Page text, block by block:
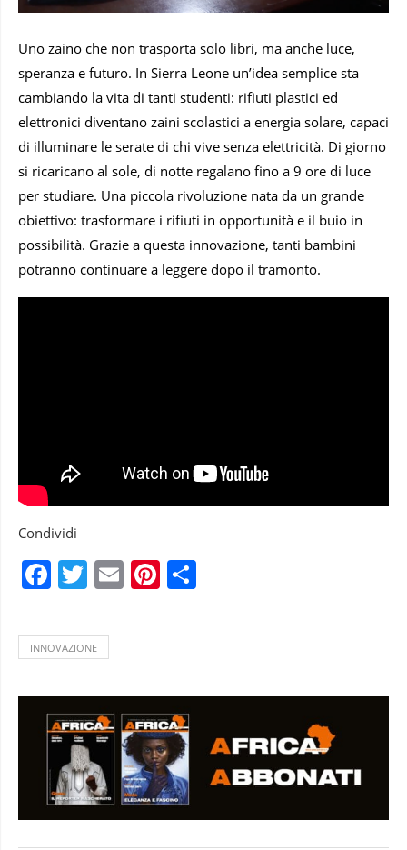
Uno zaino che non trasporta solo libri, ma anche luce,
speranza e futuro. In Sierra Leone un’idea semplice sta
cambiando la vita di tanti studenti: rifiuti plastici ed
elettronici diventano zaini scolastici a energia solare, capaci
di illuminare le serate di chi vive senza elettricità. Di giorno
si ricaricano al sole, di notte regalano fino a 9 ore di luce
per studiare. Una piccola rivoluzione nata da un grande
obiettivo: trasformare i rifiuti in opportunità e il buio in
possibilità. Grazie a questa innovazione, tanti bambini
potranno continuare a leggere dopo il tramonto.
Condividi
Facebook
Twitter
EmailPinterest
INNOVAZIONE